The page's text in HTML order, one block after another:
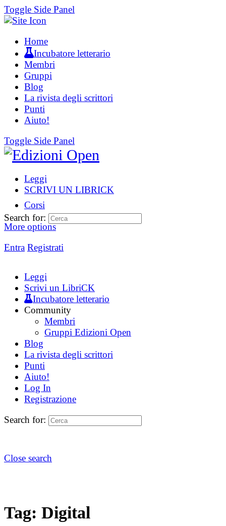
Toggle Side Panel
Home
Incubatore letterario
Membri
Gruppi
Blog
La rivista degli scrittori
Punti
Aiuto!
Toggle Side Panel
Leggi
SCRIVI UN LIBRICK
Corsi
More options
Entra Registrati
Search for:
Leggi
Scrivi un LibriCK
Incubatore letterario
Community
Membri
Gruppi Edizioni Open
Blog
La rivista degli scrittori
Punti
Aiuto!
Log In
Registrazione
Search for:
Close search
Tag: Digital